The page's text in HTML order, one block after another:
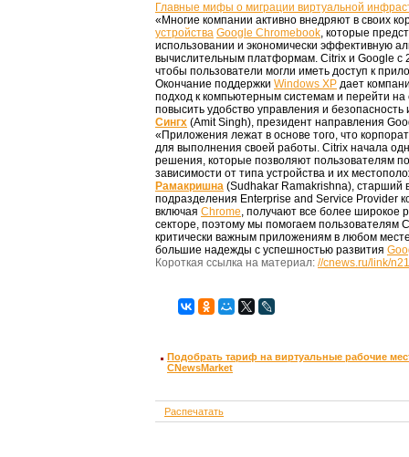
Главные мифы о миграции виртуальной
«Многие компании активно внедряют в своих
устройства Google Chromebook, которые
использовании и экономически эффективную
вычислительным платформам. Citrix и Google с
чтобы пользователи могли иметь доступ к
Окончание поддержки Windows XP дает
подход к компьютерным системам и перейти
повысить удобство управления и
Сингх (Amit Singh), президент направления
«Приложения лежат в основе того, что
для выполнения своей работы. Citrix начала
решения, которые позволяют пользователям
зависимости от типа устройства и их
Рамакришна (Sudhakar Ramakrishna), старший
подразделения Enterprise and Service
включая Chrome, получают все более широкое
секторе, поэтому мы помогаем пользователям
критически важным приложениям в любом
большие надежды с успешностью развития
Короткая ссылка на материал: //cnews.ru/link/
Подобрать тариф на виртуальные рабочие
CNewsMarket
Распечатать